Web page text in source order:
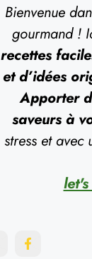
Bienvenue
gourmand !
recettes
et d’idées
Apporter
saveurs à
stress et avec